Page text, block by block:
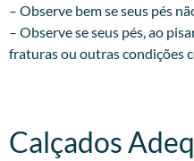
– Observe bem se seus pés
– Observe se seus pés, ao
fraturas ou outras condições
Calçados